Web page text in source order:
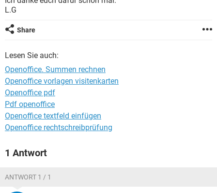
FACEBOOK
L.G
Share
Lesen Sie auch:
Openoffice. Summen rechnen
Openoffice vorlagen visitenkarten
Openoffice pdf
Pdf openoffice
Openoffice textfeld einfügen
Openoffice rechtschreibprüfung
1 Antwort
ANTWORT 1 / 1